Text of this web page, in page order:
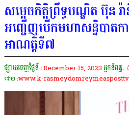
សម្ដេចកិត្ដិព្រឹទ្ធបណ្ឌិត ប៊ុន
អញ្ជើញបើកមហាសន្និបាតក
អាណត្ដិទី៧
ផ្សាយចេញថ្ងៃទី :December 15, 2023 អ្នកនិពន្ធ.
ដោយ :www.k-